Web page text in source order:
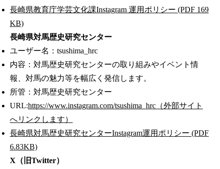
長崎県教育庁学芸文化課Instagram 運用ポリシー (PDF 169
KB)
長崎県対馬歴史研究センター
ユーザー名：tsushima_hrc
内容：対馬歴史研究センターの取り組みやイベント情
報、対馬の魅力等を幅広く発信します。
所管：対馬歴史研究センター
URL:https://www.instagram.com/tsushima_hrc（外部サイト
へリンクします）
長崎県対馬歴史研究センターInstagram運用ポリシー (PDF
6.83KB)
X（旧Twitter）